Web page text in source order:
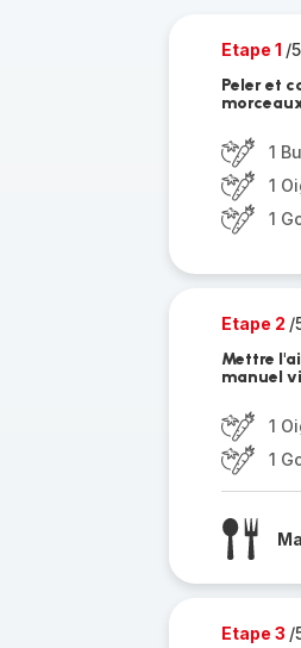
Etape 1 /5
Peler et
1
1
1
Etape 2 /
Mettre
manuel
1
1
Etape 3 /